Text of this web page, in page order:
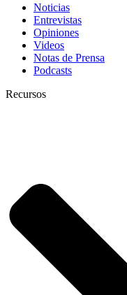
Noticias
Entrevistas
Opiniones
Videos
Notas de Prensa
Podcasts
Recursos